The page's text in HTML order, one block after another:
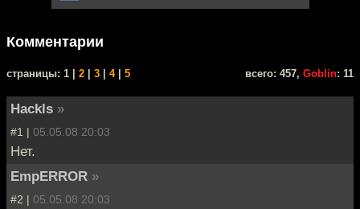
Комментарии
cтраницы: 1 | 2 3 4| 5 всего: 457, Goblin: 11
Hackls »
#1 | 05.05.08 20:03
Нет.
EmpERROR »
#2 | 05.05.08 20:03